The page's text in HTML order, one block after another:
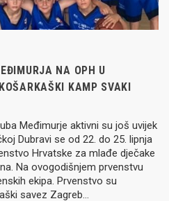
NA OPH U
KAMP SVAKI
Međimurje aktivni su još uvijek
Dubravi se od 22. do 25. lipnja
Hrvatske za mlađe dječake
Na ovogodišnjem prvenstvu
ekipa. Prvenstvo su
savez Zagreb…